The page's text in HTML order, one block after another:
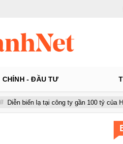
CHÍNH - ĐẦU TƯ
tại công ty gần 100 tỷ của Huấn Hoa